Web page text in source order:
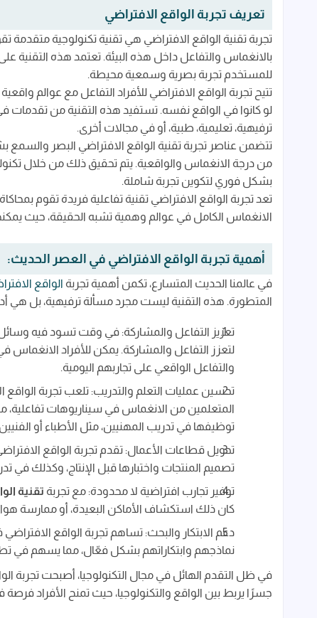
تحديات تواجه تبني تجربة الواقع الافتراضي
الخاتمة
الأسئلة الشائعة عن تجربة الواقع الافتراضي
تعريف تجربة الواقع الافتراضي
تجربة تقنية الواقع الافتراضي هي تقنية تكنولوجية متقدمة
بالانغماس والتفاعل داخل هذه البيئة. تعتمد هذه التقنية
للمستخدم تجربة بصرية وسمعية محيطة.
تتيح تجربة الواقع الافتراضي للأفراد التفاعل مع عوالم
لو كانوا في الواقع نفسه. تستفيد هذه التقنية من تقدمات
ترفيهية، تعليمية، طبية، أو في مجالات أخرى.
تتضمن عناصر تجربة تقنية الواقع الافتراضي البصر
من درجة الانغماس والواقعية. يتم تحقيق ذلك من خلال
بشكل فوري لتكوين تجربة شاملة.
تعد تجربة الواقع الافتراضي تقنية تفاعلية فريدة تقوم
الانغماس الكامل في عوالم وهمية تشبه الحقيقة، حيث
أهمية تجربة الواقع الافتراضي في العصر الحديث:
في عالمنا الحديث المتسارع، تكمن أهمية تجربة الواقع
المتطورة. هذه التقنية ليست مجرد مسألة ترفيهية، بل هي
تعزيز التفاعل والمشاركة: في وقت تسود فيه وسائل
لتعزز التفاعل والمشاركة. يمكن للأفراد الانغماس
والتفاعل الواقعي على تجاربهم اليومية.
تحسين عمليات التعلم والتدريب: تلعب تجربة
المتعلمين من الانغماس في سيناريوهات
توظيفها في تدريب المهنيين، مثل الأطباء أو
تحويل قطاعات الأعمال: تقدم تجربة الواقع
تصميم المنتجات واختبارها قبل الإنتاج، وكذلك في
توفير تجارب افتراضية لا محدودة: مع تجربة تقنية
كان ذلك استكشاف الأماكن البعيدة، أو ممارسة
دعم الابتكار والبحث: تساهم تجربة الواقع
نماذجهم وابتكاراتهم بشكل فعّال، مما يسهم في
في ظل التقدم الهائل في مجال التكنولوجيا، أصبحت تجربة
جسرًا يربط بين الواقع والتكنولوجيا، حيث تمنح الأفراد